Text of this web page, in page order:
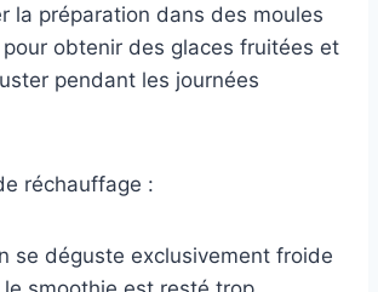
la préparation dans des moules
obtenir des glaces fruitées et
pendant les journées
réchauffage :
se déguste exclusivement froide